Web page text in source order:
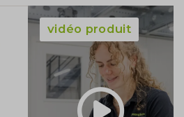
vidéo produit